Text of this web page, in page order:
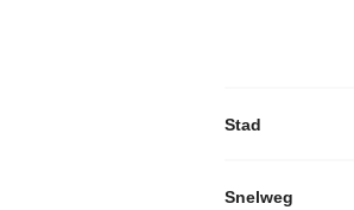
Stad
Snelweg